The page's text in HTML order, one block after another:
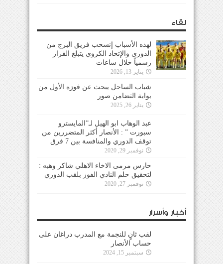
لقاء
لهذه الأسباب إنسحب فريق البرج من
الدوري والإتحاد الكروي يتبلغ القرار
رسمياً خلال ساعات
يناير 13, 2026
شباب الساحل يبحث عن فوزه الأول من
بوابة التضامن صور
يناير 26, 2025
عبد الوهاب ابو الهيل لـ”المايسترو
سبورت ” : الأنصار أكثر المتضررين من
توقف الدوري والمنافسة بين 7 فرق
نوفمبر 29, 2020
حارس مرمى الاخاء الاهلي شاكر وهبه :
لتحقيق حلم النادي الفوز بلقب الدوري
نوفمبر 27, 2020
أخبار وأسرار
لقب ثانٍ للنجمة مع المدرب دراغان على
حساب الأنصار
سبتمبر 15, 2024